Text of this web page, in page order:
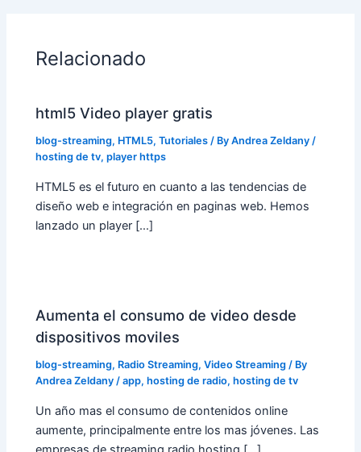
Relacionado
html5 Video player gratis
blog-streaming, HTML5,Tutoriales / ByAndrea Zeldany /
hosting de tv,player https
HTML5 es el futuro en cuanto a las tendencias de
diseño web e integración en paginas web. Hemos
lanzado un player […]
Aumenta el consumo de video desde
dispositivos moviles
blog-streaming, Radio Streaming,Video Streaming / By
Andrea Zeldany/app,hosting de radio,hosting de tv
Un año mas el consumo de contenidos online
aumente, principalmente entre los mas jóvenes. Las